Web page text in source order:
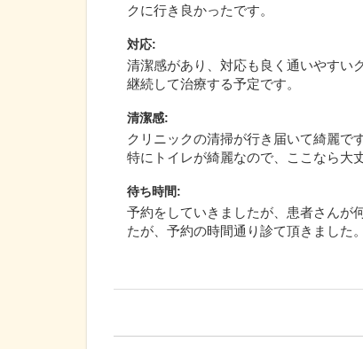
クに行き良かったです。
対応:
清潔感があり、対応も良く通いやすい
継続して治療する予定です。
清潔感:
クリニックの清掃が行き届いて綺麗です
特にトイレが綺麗なので、ここなら大
待ち時間:
予約をしていきましたが、患者さんが
たが、予約の時間通り診て頂きました。